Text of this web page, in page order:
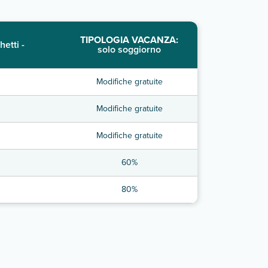
- TIPOLOGIA VACANZA:
solo soggiorno
Modifiche gratuite
Modifiche gratuite
Modifiche gratuite
60%
80%